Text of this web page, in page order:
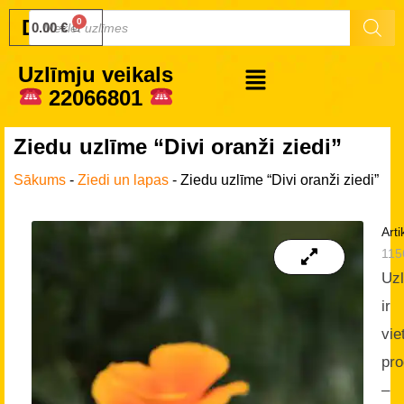
Druku.lv
0.00€
Uzlīmju veikals
22066801
Ziedu uzlīme “Divi oranži ziedi”
Sākums - Ziedi un lapas - Ziedu uzlīme “Divi oranži ziedi”
ir
–